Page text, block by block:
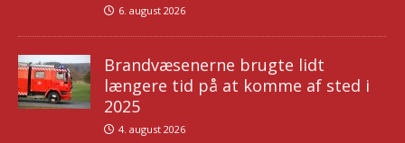
6. august 2026
Brandvæsenerne brugte lidt
længere tid på at komme af sted i
2025
4. august 2026